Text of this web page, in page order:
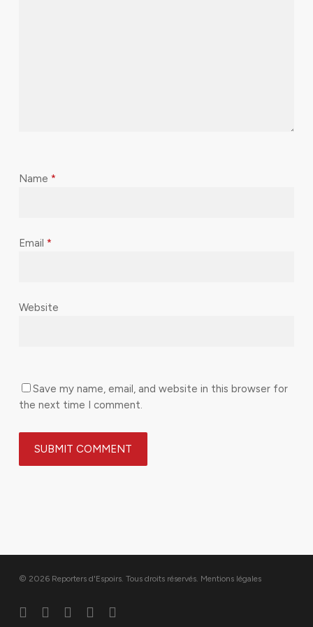
Name *
Email *
Website
Save my name, email, and website in this browser for
the next time I comment.
© 2026 Reporters d'Espoirs. Tous droits réservés. Mentions légales
twitter facebooklinkedinyoutubeflickr